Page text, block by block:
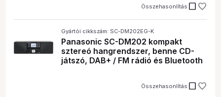
Összehasonlítás check_box_outline_blank
Gyártói cikkszám: SC-DM202EG-K
Panasonic SC-DM202 kompakt
sztereó hangrendszer, benne CD-
játszó, DAB+ / FM rádió és Bluetooth
Összehasonlítás check_box_outline_blank